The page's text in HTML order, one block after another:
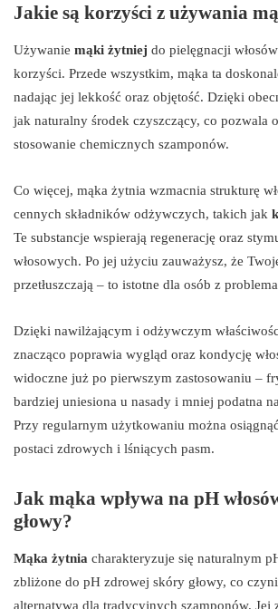
Jakie są korzyści z używania
Używanie mąki żytniej do pielęgnacji
korzyści. Przede wszystkim, mąka ta
nadając jej lekkość oraz objętość. Dzięki
jak naturalny środek czyszczący, co pozwala
stosowanie chemicznych szamponów.
Co więcej, mąka żytnia wzmacnia strukturę
cennych składników odżywczych, takich jak
Te substancje wspierają regenerację oraz
włosowych. Po jej użyciu zauważysz, że
przetłuszczają – to istotne dla osób z
Dzięki nawilżającym i odżywczym
znacząco poprawia wygląd oraz kondycję
widoczne już po pierwszym zastosowaniu –
bardziej uniesiona u nasady i mniej podatna
Przy regularnym użytkowaniu można
postaci zdrowych i lśniących pasm.
Jak mąka wpływa na pH
głowy?
Mąka żytnia charakteryzuje się naturalnym
zbliżone do pH zdrowej skóry głowy, co czyni
alternatywą dla tradycyjnych szamponów. Jej